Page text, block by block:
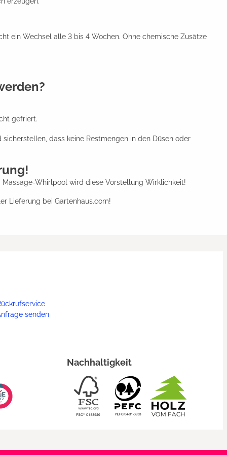
ein Wechsel alle 3 bis 4 Wochen. Ohne chemische Zusätze
gefriert.
dass keine Restmengen in den Düsen oder
Whirlpool wird diese Vorstellung Wirklichkeit!
Lieferung bei Gartenhaus.com!
senden
Nachhaltigkeit